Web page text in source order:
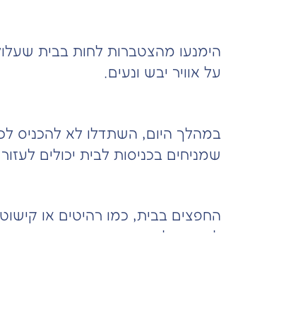
הימנעו מהצטברות לחות בבית
על אוויר יבש ונעים.
במהלך היום, השתדלו לא להכניס
שמניחים בכניסות לבית יכולים
החפצים בבית, כמו רהיטים או
להפריע לניקוי השוטף.